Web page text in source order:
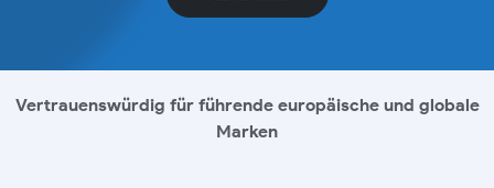
Vertrauenswürdig für führende europäische und globale
Marken